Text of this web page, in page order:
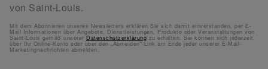
von Saint-Louis.
Mit dem Abonnieren unseres Newsletters erklären Sie sich damit einverstanden, per E-
Mail Informationen über Angebote, Dienstleistungen, Produkte oder Veranstaltungen von
Saint-Louis gemäß unserer Datenschutzerklärung zu erhalten. Sie können sich jederzeit
über Ihr Online-Konto oder über den „Abmelden“-Link am Ende jeder unserer E-Mail-
Marketingnachrichten abmelden.